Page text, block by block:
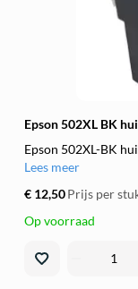
Epson 502XL BK
Epson 502XL-BK
Lees meer
€ 12,50Prijs per
Op voorraad